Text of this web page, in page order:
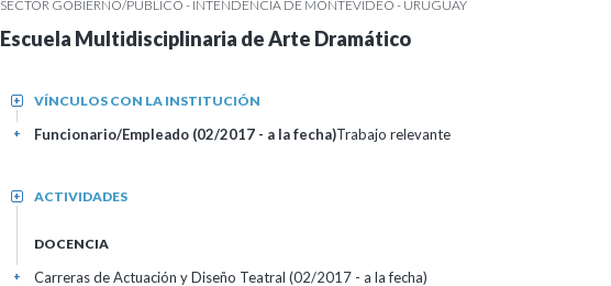
SECTOR GOBIERNO/PÚBLICO - INTENDENCIA DE MONTEVIDEO - URUGUAY
Escuela Multidisciplinaria de Arte Dramático
VÍNCULOS CON LA INSTITUCIÓN
+
Funcionario/Empleado (02/2017 - a la fecha)Trabajo relevante
+
ACTIVIDADES
+
DOCENCIA
Carreras de Actuación y Diseño Teatral (02/2017 - a la fecha)
+